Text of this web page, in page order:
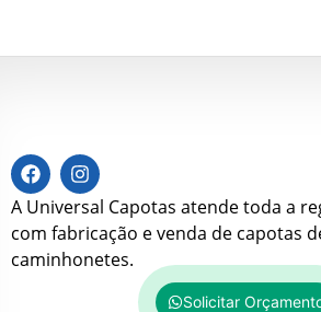
A Universal Capotas atende toda a
com fabricação e venda de capotas
caminhonetes.
Solicitar